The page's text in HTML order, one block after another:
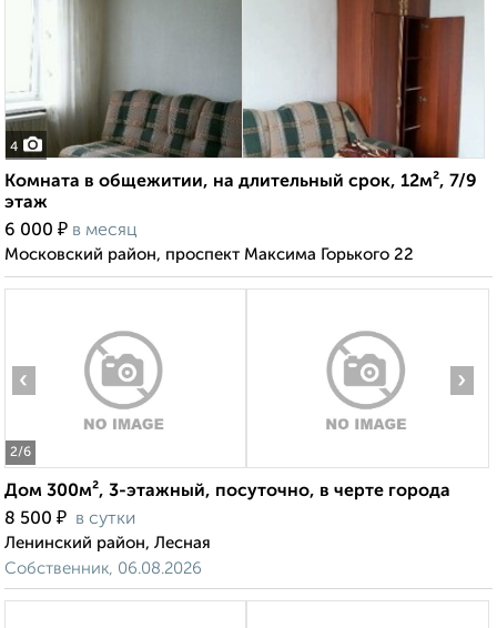
4
Комната в общежитии, на длительный срок, 12м², 7/9
этаж
6 000 ₽ в месяц
Московский район, проспект Максима Горького 22
2/6
‹ ›
Дом 300м², 3-этажный, посуточно, в черте города
8 500 ₽ в сутки
Ленинский район, Лесная
Собственник, 06.08.2026